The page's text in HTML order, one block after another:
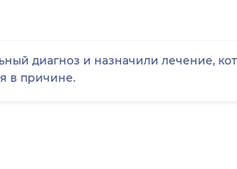
диагноз и назначили лечение,
в причине.